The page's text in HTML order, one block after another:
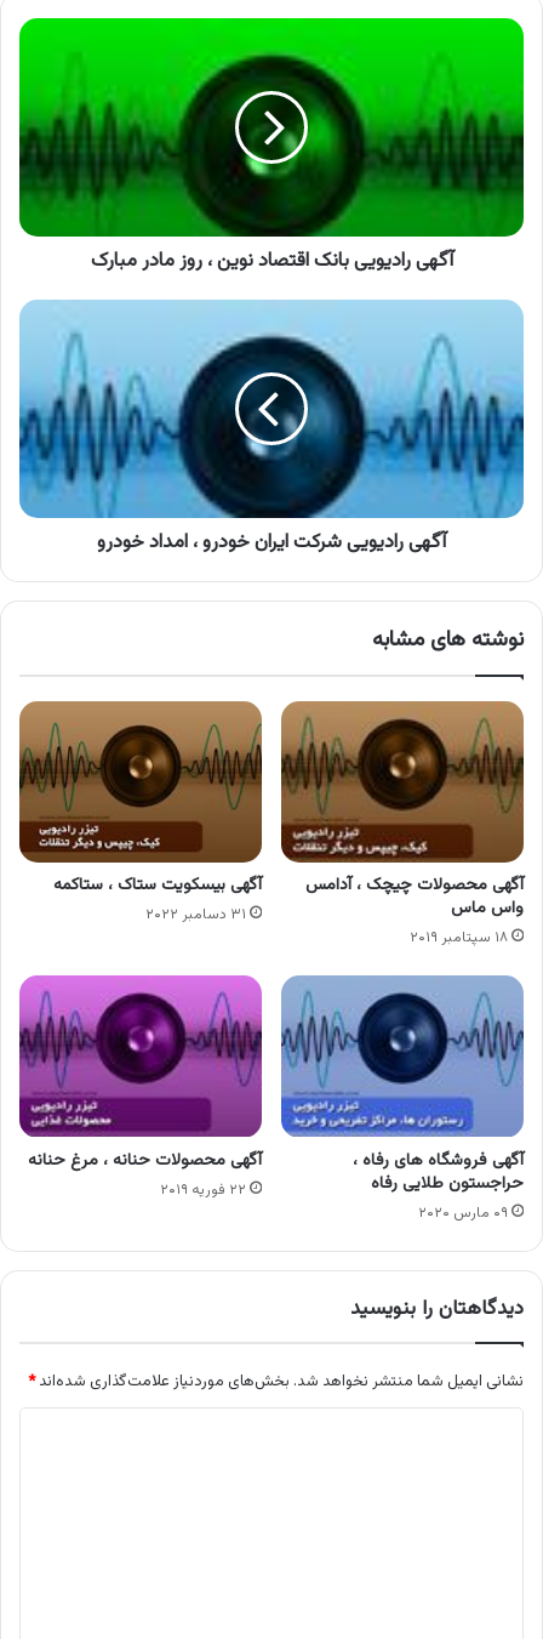
آگهی
اقتصاد
نوین
روز
مبارک
آگهی رادیویی بانک اقتصاد نوین ، روز مادر مبارک
آگهی
ایران
خودرو
،
امداد
خودرو
آگهی رادیویی شرکت ایران خودرو ، امداد خودرو
نوشته های مشابه
آگهی محصولات چیچک ، آدامس
واس ماس
۱۸ سپتامبر ۲۰۱۹
آگهی بیسکویت ستاک ، ستاکمه
۳۱ دسامبر ۲۰۲۲
آگهی فروشگاه های رفاه ،
حراجستون طلایی رفاه
۰۹ مارس ۲۰۲۰
آگهی محصولات حنانه ، مرغ حنانه
۲۲ فوریه ۲۰۱۹
دیدگاهتان را بنویسید
نشانی ایمیل شما منتشر نخواهد شد. بخش‌های موردنیاز علامت‌گذاری شده‌اند*